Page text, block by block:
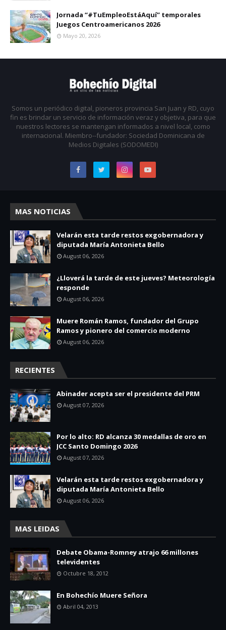
Jornada “#TuEmpleoEstáAquí” temporales
Juegos Centroamericanos 2026
Mayo 20, 2026
Somos un periódico digital, pioneros provincia San Juan y RD, cuyo
fin es brindar un servicio de información veraz y objetiva, para que
nuestros lectores se mantengan informados a nivel local, como
internacional. Miembro--fundador: Sociedad Dominicana de
Medios Digitales (SODOMEDI)
MAS NOTICIAS
Velarán esta tarde restos exgobernadora y
diputada María Antonieta Bello
August 06, 2026
¿Lloverá la tarde de este jueves? Meteorología
responde
August 06, 2026
Muere Román Ramos, fundador del Grupo
Ramos y pionero del comercio moderno
August 06, 2026
RECIENTES
Abinader acepta ser el presidente del PRM
August 07, 2026
Por lo alto: RD alcanza 30 medallas de oro en
JCC Santo Domingo 2026
August 07, 2026
Velarán esta tarde restos exgobernadora y
diputada María Antonieta Bello
August 06, 2026
MAS LEIDAS
Debate Obama-Romney atrajo 66 millones
televidentes
Octubre 18, 2012
En Bohechío Muere Señora
Abril 04, 2013